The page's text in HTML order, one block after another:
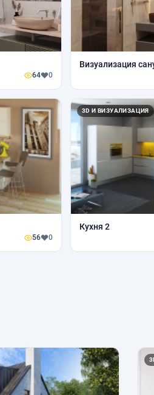
64 0
Визуализация
56 0
3D И ВИЗУАЛИЗАЦИЯ
Кухня 2